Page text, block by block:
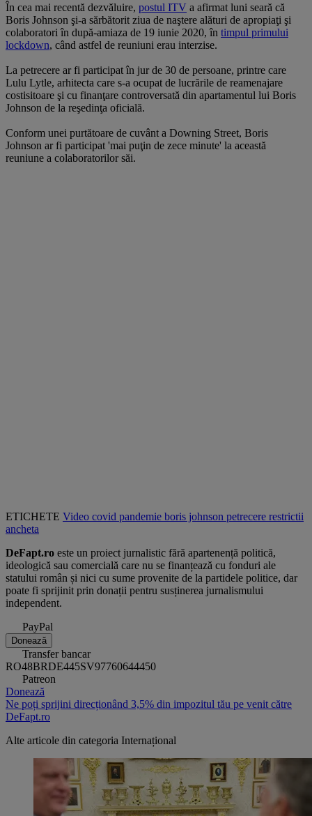
În cea mai recentă dezvăluire, postul ITV a afirmat luni seară că
Boris Johnson şi-a sărbătorit ziua de naştere alături de apropiaţi şi
colaboratori în după-amiaza de 19 iunie 2020, în timpul primului
lockdown, când astfel de reuniuni erau interzise.
La petrecere ar fi participat în jur de 30 de persoane, printre care
Lulu Lytle, arhitecta care s-a ocupat de lucrările de reamenajare
costisitoare şi cu finanţare controversată din apartamentul lui Boris
Johnson de la reşedinţa oficială.
Conform unei purtătoare de cuvânt a Downing Street, Boris
Johnson ar fi participat 'mai puţin de zece minute' la această
reuniune a colaboratorilor săi.
ETICHETE Video covid pandemie boris johnson petrecere restrictii
ancheta
DeFapt.ro este un proiect jurnalistic fără apartenență politică,
ideologică sau comercială care nu se finanțează cu fonduri ale
statului român și nici cu sume provenite de la partidele politice, dar
poate fi sprijinit prin donații pentru susținerea jurnalismului
independent.
PayPal
Donează
Transfer bancar
RO48BRDE445SV97760644450
Patreon
Donează
Ne poți sprijini direcționând 3,5% din impozitul tău pe venit către
DeFapt.ro
Alte articole din categoria Internațional